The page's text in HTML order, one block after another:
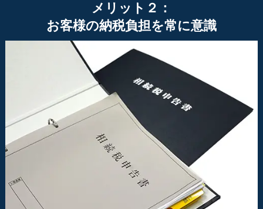
メリット２：
お客様の納税負担を常に意識